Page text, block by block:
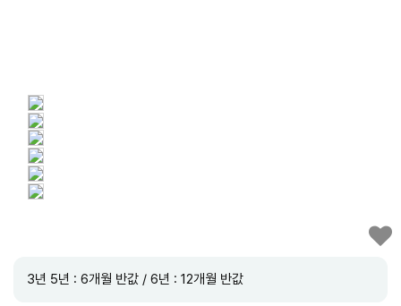
3년 5년 : 6개월 반값 / 6년 : 12개월 반값